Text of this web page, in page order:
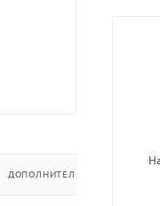
ДОПОЛНИТЕЛЬНО